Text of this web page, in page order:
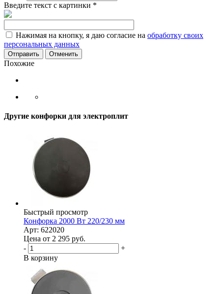
Введите текст с картинки *
Нажимая на кнопку, я даю согласие на обработку своих
персональных данных
Отменить
Похожие
Другие конфорки для электроплит
Быстрый просмотр
Конфорка 2000 Вт 220/230 мм
Арт: 622020
Цена от 2 295 руб.
-
+
В корзину